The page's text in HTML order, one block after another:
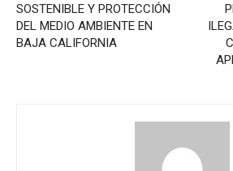
SOSTENIBLE Y PROTECCIÓN
DEL MEDIO AMBIENTE EN
BAJA CALIFORNIA